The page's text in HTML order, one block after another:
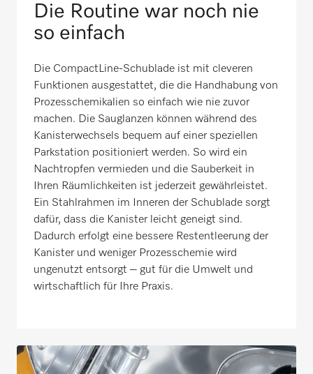
Die Routine war noch nie
so einfach
Die CompactLine-Schublade ist mit cleveren
Funktionen ausgestattet, die die Handhabung von
Prozesschemikalien so einfach wie nie zuvor
machen. Die Sauglanzen können während des
Kanisterwechsels bequem auf einer speziellen
Parkstation positioniert werden. So wird ein
Nachtropfen vermieden und die Sauberkeit in
Ihren Räumlichkeiten ist jederzeit gewährleistet.
Ein Stahlrahmen im Inneren der Schublade sorgt
dafür, dass die Kanister leicht geneigt sind.
Dadurch erfolgt eine bessere Restentleerung der
Kanister und weniger Prozesschemie wird
ungenutzt entsorgt – gut für die Umwelt und
wirtschaftlich für Ihre Praxis.